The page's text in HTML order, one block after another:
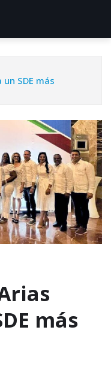
SDE más
más